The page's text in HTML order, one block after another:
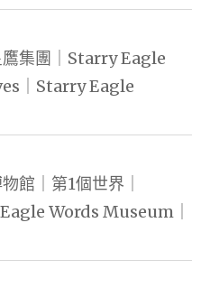
鷹集團｜Starry Eagle
｜Starry Eagle
館｜第1個世界｜
Words Museum｜